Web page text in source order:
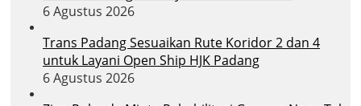
6 Agustus 2026
Trans Padang Sesuaikan Rute Koridor 2 dan 4
untuk Layani Open Ship HJK Padang
6 Agustus 2026